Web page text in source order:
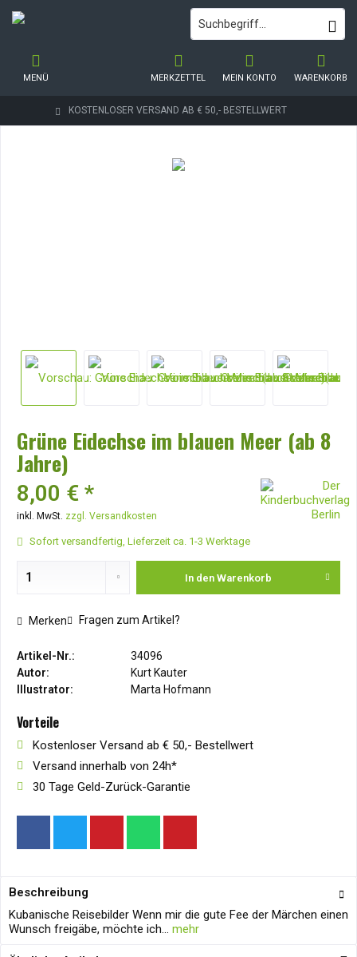
KOSTENLOSER VERSAND AB € 50,- BESTELLWERT
WARENKORB
MERKZETTEL MEIN KONTO
MENÜ
Grüne Eidechse im blauen Meer (ab 8
Jahre)
8,00 € *
inkl. MwSt. zzgl. Versandkosten
Sofort versandfertig, Lieferzeit ca. 1-3 Werktage
In den Warenkorb
Merken Fragen zum Artikel?
Artikel-Nr.:
34096
Autor:
Kurt Kauter
Illustrator:
Marta Hofmann
Vorteile
Kostenloser Versand ab € 50,- Bestellwert
Versand innerhalb von 24h*
30 Tage Geld-Zurück-Garantie
Beschreibung
Kubanische Reisebilder Wenn mir die gute Fee der Märchen einen
Wunsch freigäbe, möchte ich... mehr